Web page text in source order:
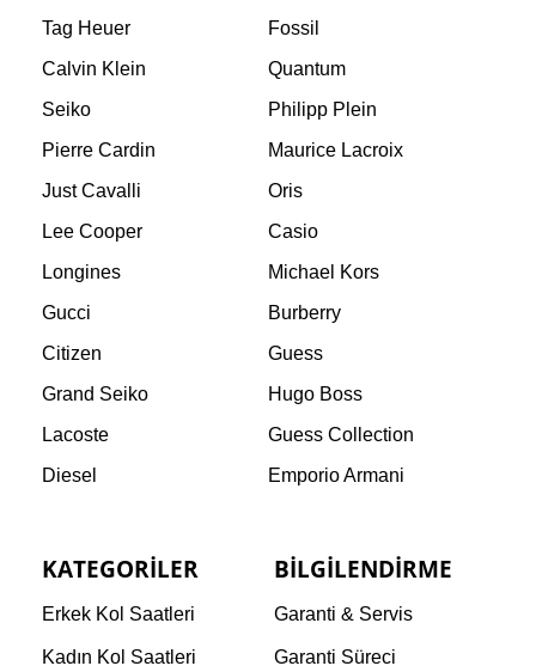
Tag Heuer
Fossil
Calvin Klein
Quantum
Seiko
Philipp Plein
Pierre Cardin
Maurice Lacroix
Just Cavalli
Oris
Lee Cooper
Casio
Longines
Michael Kors
Gucci
Burberry
Citizen
Guess
Grand Seiko
Hugo Boss
Lacoste
Guess Collection
Diesel
Emporio Armani
KATEGORILER
Erkek Kol Saatleri
Kadın Kol Saatleri
BILGILENDIRME
Garanti & Servis
Garanti Süreci